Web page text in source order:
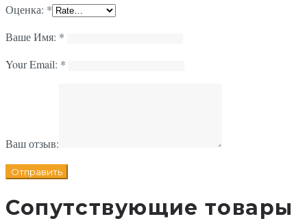
Оценка: *
Ваше Имя: *
Your Email: *
Ваш отзыв:
Сопутствующие товары